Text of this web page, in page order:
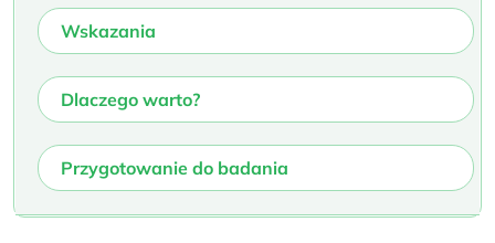
Wskazania
Dlaczego warto?
Przygotowanie do badania